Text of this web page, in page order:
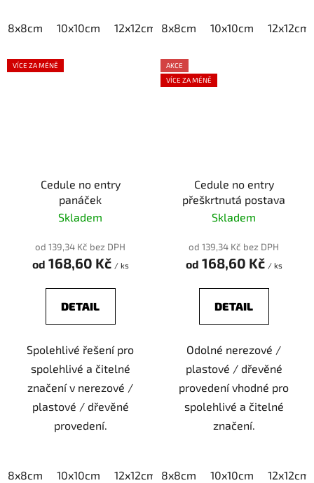
8x8cm 10x10cm 12x12cm 15x15cm 20x20cm
8x8cm 10x10cm 12x12cm
VÍCE ZA MÉNĚ
Cedule no entry
panáček
Skladem
od 139,34 Kč bez DPH
od 168,60 Kč / ks
DETAIL
Spolehlivé řešení pro
spolehlivé a čitelné
značení v nerezové /
plastové / dřevěné
provedení.
8x8cm 10x10cm 12x12cm 15x15cm 20x20cm
AKCE
VÍCE ZA MÉNĚ
Cedule no entry
přeškrtnutá postava
Skladem
od 139,34 Kč bez DPH
od 168,60 Kč / ks
DETAIL
Odolné nerezové /
plastové / dřevěné
provedení vhodné pro
spolehlivé a čitelné
značení.
8x8cm 10x10cm 12x12cm